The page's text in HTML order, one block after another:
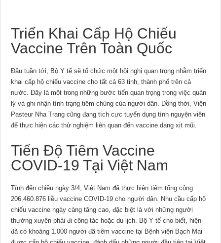
Triển Khai Cấp Hộ Chiếu
Vaccine Trên Toàn Quốc
Đầu tuần tới, Bộ Y tế sẽ tổ chức một hội nghị quan trọng nhằm triển
khai cấp hộ chiếu vaccine cho tất cả 63 tỉnh, thành phố trên cả
nước. Đây là một trong những bước tiến quan trọng trong việc quản
lý và ghi nhận tình trạng tiêm chủng của người dân. Đồng thời, Viện
Pasteur Nha Trang cũng đang tích cực tuyển dụng tình nguyện viên
để thực hiện các thử nghiệm liên quan đến vaccine dạng xịt mũi.
Tiến Độ Tiêm Vaccine
COVID-19 Tại Việt Nam
Tính đến chiều ngày 3/4, Việt Nam đã thực hiện tiêm tổng cộng
206.460.876 liều vaccine COVID-19 cho người dân. Nhu cầu cấp hộ
chiếu vaccine ngày càng tăng cao, đặc biệt là với những người
thường xuyên phải đi công tác hoặc du lịch. Bộ Y tế cho biết, hiện
đã có khoảng 1.000 người đã tiêm vaccine tại Bệnh viện Bạch Mai